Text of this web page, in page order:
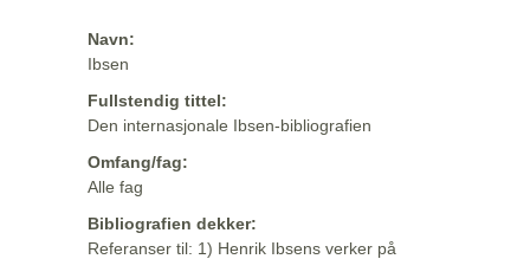
Navn:
Ibsen
Fullstendig tittel:
Den internasjonale Ibsen-bibliografien
Omfang/fag:
Alle fag
Bibliografien dekker:
Referanser til: 1) Henrik Ibsens verker på